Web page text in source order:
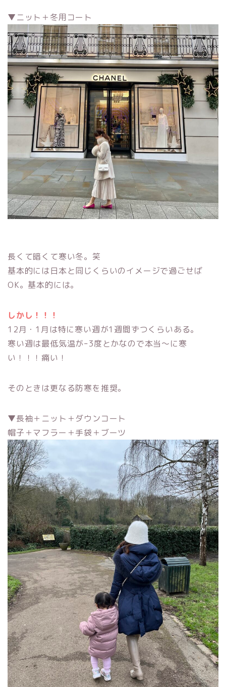
▼ニット＋冬用コート
長くて暗くて寒い冬。笑
基本的には日本と同じくらいのイメージで過ごせば
OK。基本的には。
しかし！！！
12月・1月は特に寒い週が1週間ずつくらいある。
寒い週は最低気温がｰ3度とかなので本当〜に寒
い！！！痛い！
そのときは更なる防寒を推奨。
▼長袖＋ニット＋ダウンコート
帽子＋マフラー＋手袋＋ブーツ